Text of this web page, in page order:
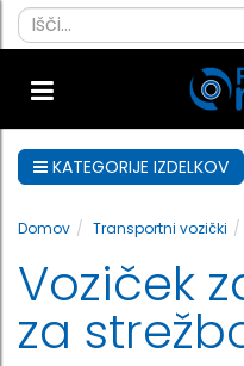
KATEGORIJE IZDELKOV
Domov Transportni vozički
Voziček
za